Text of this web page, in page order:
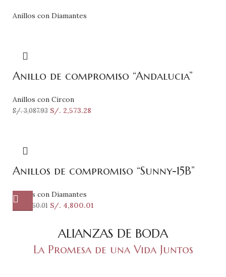
Anillos con Diamantes
Anillo de compromiso “Andalucia”
Anillos con Circon
S/.3,087.93 S/. 2,573.28
Anillos de compromiso “Sunny-15B”
Anillos con Diamantes
5,760.01 S/. 4,800.01
ALIANZAS DE BODA
La Promesa de una Vida Juntos